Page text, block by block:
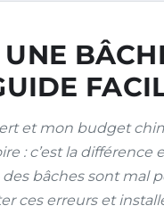
et mon budget
: c’est la
bâches sont mal
ces erreurs et